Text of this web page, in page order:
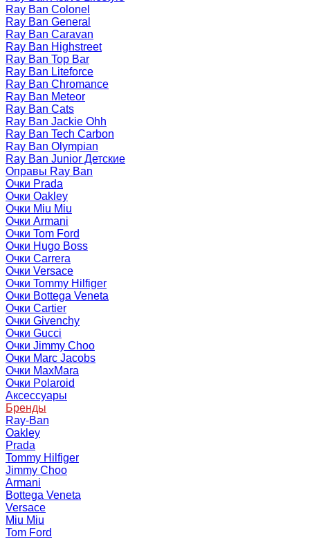
Ray Ban Colonel
Ray Ban General
Ray Ban Caravan
Ray Ban Highstreet
Ray Ban Top Bar
Ray Ban Liteforce
Ray Ban Chromance
Ray Ban Meteor
Ray Ban Cats
Ray Ban Jackie Ohh
Ray Ban Tech Carbon
Ray Ban Olympian
Ray Ban Junior Детские
Оправы Ray Ban
Очки Prada
Очки Oakley
Очки Miu Miu
Очки Armani
Очки Tom Ford
Очки Hugo Boss
Очки Carrera
Очки Versace
Очки Tommy Hilfiger
Очки Bottega Veneta
Очки Cartier
Очки Givenchy
Очки Gucci
Очки Jimmy Choo
Очки Marc Jacobs
Очки MaxMara
Очки Polaroid
Аксессуары
Бренды
Ray-Ban
Oakley
Prada
Tommy Hilfiger
Jimmy Choo
Armani
Bottega Veneta
Versace
Miu Miu
Tom Ford